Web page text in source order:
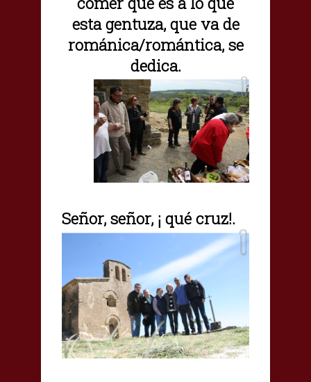
esta gentuza, que va de
románica/romántica, se
dedica.
Señor, señor, ¡ qué cruz!.